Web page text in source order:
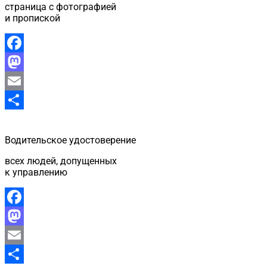
страница с фотографией
и пропиской
Facebook
Mastodon
Email
Водительское удостоверение
всех людей, допущенных
к управлению
Facebook
Mastodon
Email